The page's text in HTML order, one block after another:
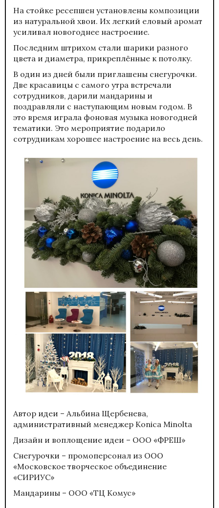
На стойке ресепшен установлены композиции
из натуральной хвои. Их легкий еловый аромат
усиливал новогоднее настроение.
Последним штрихом стали шарики разного
цвета и диаметра, прикреплённые к потолку.
В один из дней были приглашены снегурочки.
Две красавицы с самого утра встречали
сотрудников, дарили мандарины и
поздравляли с наступающим новым годом. В
это время играла фоновая музыка новогодней
тематики. Это мероприятие подарило
сотрудникам хорошее настроение на весь день.
Автор идеи – Альбина Щербенева,
административный менеджер Konica Minolta
Дизайн и воплощение идеи – ООО «ФРЕШ»
Снегурочки – промоперсонал из ООО
«Московское творческое объединение
«СИРИУС»
Мандарины – ООО «ТЦ Комус»